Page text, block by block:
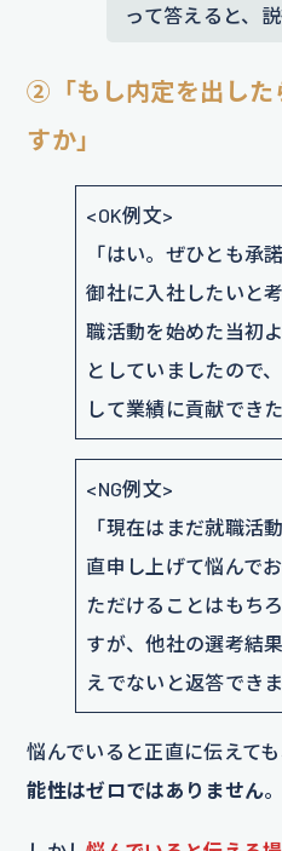
って答えると、
②「もし内定を出した
すか」
<OK例文>
「はい。ぜひとも承
御社に入社したいと
職活動を始めた当初
としていましたので
して業績に貢献でき
<NG例文>
「現在はまだ就職活
直申し上げて悩んで
ただけることはもち
すが、他社の選考結
えでないと返答できま
悩んでいると正直に伝えても
能性はゼロではありません。